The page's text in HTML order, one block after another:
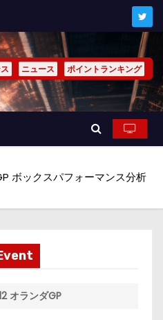
ニュース ポイントランキング
ボックスパフォーマンス分析
オランダGP